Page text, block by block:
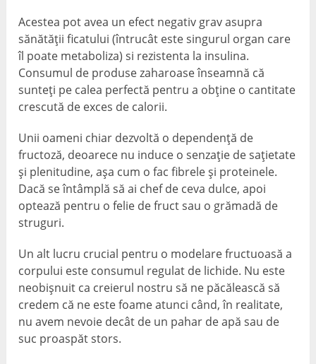
Acestea pot avea un efect negativ grav asupra
sănătății ficatului (întrucât este singurul organ care
îl poate metaboliza) si rezistenta la insulina.
Consumul de produse zaharoase înseamnă că
sunteți pe calea perfectă pentru a obține o cantitate
crescută de exces de calorii.
Unii oameni chiar dezvoltă o dependență de
fructoză, deoarece nu induce o senzație de sațietate
și plenitudine, așa cum o fac fibrele și proteinele.
Dacă se întâmplă să ai chef de ceva dulce, apoi
optează pentru o felie de fruct sau o grămadă de
struguri.
Un alt lucru crucial pentru o modelare fructuoasă a
corpului este consumul regulat de lichide. Nu este
neobișnuit ca creierul nostru să ne păcălească să
credem că ne este foame atunci când, în realitate,
nu avem nevoie decât de un pahar de apă sau de
suc proaspăt stors.